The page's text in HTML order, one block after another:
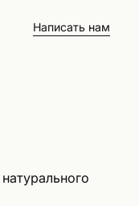
Написать нам